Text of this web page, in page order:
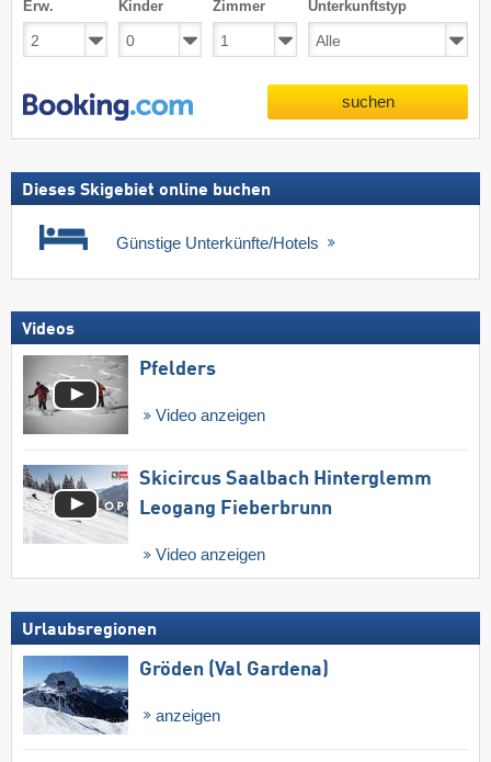
Erw. Kinder Zimmer Unterkunftstyp
suchen
Dieses Skigebiet online buchen
Günstige Unterkünfte/Hotels
Videos
Pfelders
Video anzeigen
Skicircus Saalbach Hinterglemm
Leogang Fieberbrunn
Video anzeigen
Urlaubsregionen
Gröden (Val Gardena)
anzeigen